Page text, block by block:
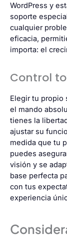
WordPress y
soporte
cualquier
eficacia,
importa: el
Control
Elegir tu propio
el mando
tienes la
ajustar su
medida que tu
puedes
visión y se
base perfecta
con tus
experiencia